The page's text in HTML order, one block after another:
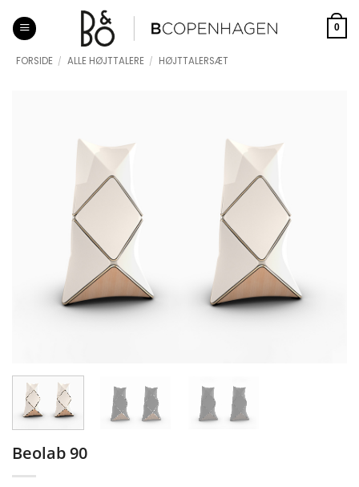
indhold
0
FORSIDE / ALLE HØJTTALERE / HØJTTALERSÆT
Beolab 90